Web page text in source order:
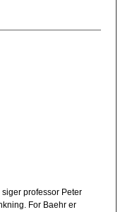
professor Peter
For Baehr er